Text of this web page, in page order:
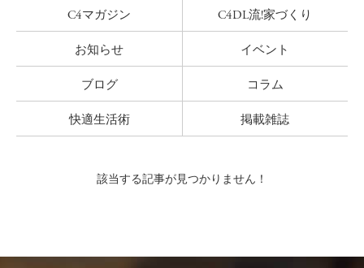
C4マガジン C4DL流!家づくり
お知らせ イベント
ブログ コラム
快適生活術 掲載雑誌
該当する記事が見つかりません！